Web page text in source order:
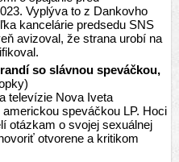
Vyplýva to z Dankovho
kancelárie predsedu SNS
avizoval, že strana urobí na
so slávnou speváčkou,
televízie Nova Iveta
speváčkou LP. Hoci
otázkam o svojej sexuálnej
otvorene a kritikom